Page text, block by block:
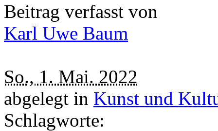
Beitrag verfasst von
Karl Uwe Baum
So., 1. Mai. 2022
abgelegt in Kunst und
Schlagworte: